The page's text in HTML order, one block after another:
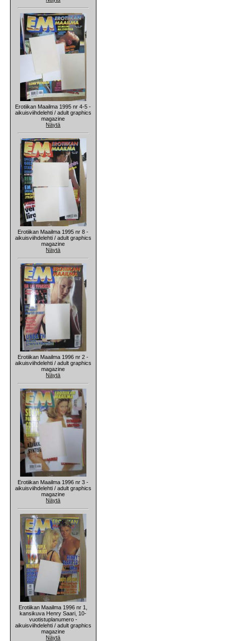
Erotiikan Maailma 1995 nr 4-5 -
aikuisviihdelehti / adult graphics
magazine
Näytä
Erotiikan Maailma 1995 nr 8 -
aikuisviihdelehti / adult graphics
magazine
Näytä
Erotiikan Maailma 1996 nr 2 -
aikuisviihdelehti / adult graphics
magazine
Näytä
Erotiikan Maailma 1996 nr 3 -
aikuisviihdelehti / adult graphics
magazine
Näytä
Erotiikan Maailma 1996 nr 1,
kansikuva Henry Saari, 10-
vuotistuplanumero -
aikuisviihdelehti / adult graphics
magazine
Näytä